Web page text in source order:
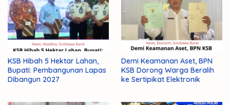
KSB Hibah 5 Hektar Lahan,
Bupati: Pembangunan Lapas
Dibangun 2027
Demi Keamanan Aset, BPN
KSB Dorong Warga Beralih
ke Sertipikat Elektronik